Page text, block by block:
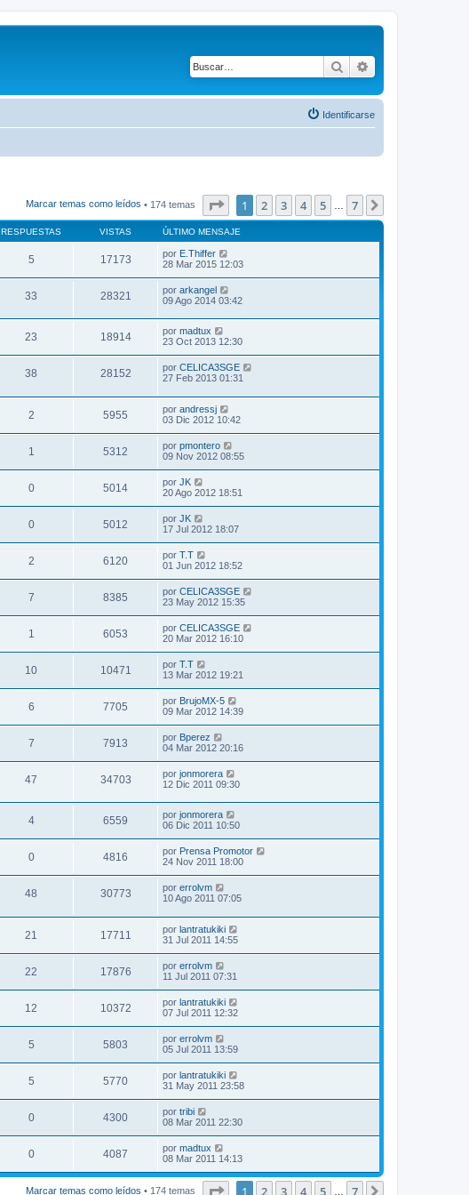
Buscar
Identificarse
Marcar temas como leídos • 174 temas Página1 de
1 2 3 4 5 7
RESPUESTAS VISTAS ÚLTIMO MENSAJE
5 17173 por E.Thiffer
28 Mar 2015 12:03
33 28321 por arkangel
09 Ago 2014 03:42
23 18914 por madtux
23 Oct 2013 12:30
38 28152 por CELICA3SGE
27 Feb 2013 01:31
2 5955 por andressj
03 Dic 2012 10:42
1 5312 por pmontero
09 Nov 2012 08:55
0 5014 por JK
20 Ago 2012 18:51
0 5012 por JK
17 Jul 2012 18:07
2 6120 por T.T
01 Jun 2012 18:52
7 8385 por CELICA3SGE
23 May 2012 15:35
1 6053 por CELICA3SGE
20 Mar 2012 16:10
10 10471 por T.T
13 Mar 2012 19:21
6 7705 por BrujoMX-5
09 Mar 2012 14:39
7 7913 por Bperez
04 Mar 2012 20:16
47 34703 por jonmorera
12 Dic 2011 09:30
4 6559 por jonmorera
06 Dic 2011 10:50
0 4816 por Prensa Promotor
24 Nov 2011 18:00
48 30773 por errolvm
10 Ago 2011 07:05
21 17711 por lantratukiki
31 Jul 2011 14:55
22 17876 por errolvm
11 Jul 2011 07:31
12 10372 por lantratukiki
07 Jul 2011 12:32
5 5803 por errolvm
05 Jul 2011 13:59
5 5770 por lantratukiki
31 May 2011 23:58
0 4300 por tribi
08 Mar 2011 22:30
0 4087 por madtux
08 Mar 2011 14:13
Marcar temas como leídos • 174 temas Página1 de
1 2 3 4 5 7